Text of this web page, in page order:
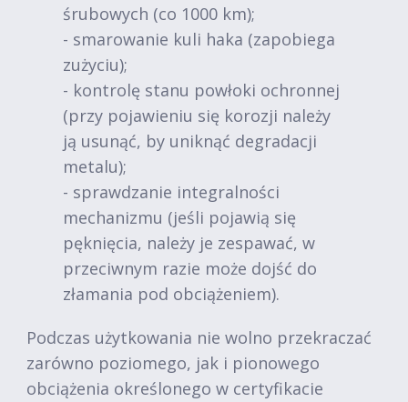
śrubowych (co 1000 km);
- smarowanie kuli haka (zapobiega
zużyciu);
- kontrolę stanu powłoki ochronnej
(przy pojawieniu się korozji należy
ją usunąć, by uniknąć degradacji
metalu);
- sprawdzanie integralności
mechanizmu (jeśli pojawią się
pęknięcia, należy je zespawać, w
przeciwnym razie może dojść do
złamania pod obciążeniem).
Podczas użytkowania nie wolno przekraczać
zarówno poziomego, jak i pionowego
obciążenia określonego w certyfikacie